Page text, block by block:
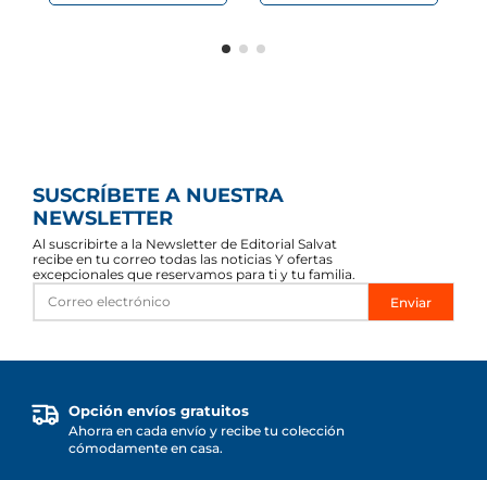
SUSCRÍBETE A NUESTRA
NEWSLETTER
Al suscribirte a la Newsletter de Editorial Salvat
recibe en tu correo todas las noticias Y ofertas
excepcionales que reservamos para ti y tu familia.
Enviar
Opción envíos gratuitos
Ahorra en cada envío y recibe tu colección
cómodamente en casa.